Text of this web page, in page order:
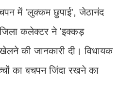
में 'लुक्कम छुपाई', जेठानंद
कलेक्टर ने 'इक्कड़
की जानकारी दी। विधायक
का बचपन जिंदा रखने का